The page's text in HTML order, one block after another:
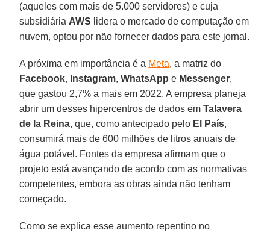
(aqueles com mais de 5.000 servidores) e cuja
subsidiária AWS lidera o mercado de computação em
nuvem, optou por não fornecer dados para este jornal.
A próxima em importância é a Meta, a matriz do
Facebook, Instagram,WhatsApp e Messenger,
que gastou 2,7% a mais em 2022. A empresa planeja
abrir um desses hipercentros de dados emTalavera
de la Reina, que, como antecipado pelo El País,
consumirá mais de 600 milhões de litros anuais de
água potável. Fontes da empresa afirmam que o
projeto está avançando de acordo com as normativas
competentes, embora as obras ainda não tenham
começado.
Como se explica esse aumento repentino no